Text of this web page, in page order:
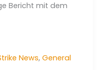
Bericht mit dem
News,General